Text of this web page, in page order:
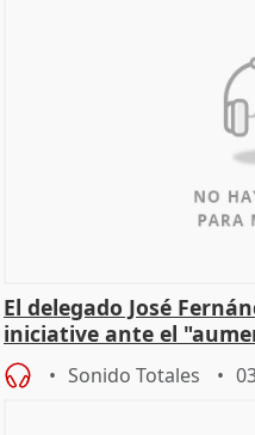
El delegado José
iniciative ante el
hogar en Madri
Sonido Totales